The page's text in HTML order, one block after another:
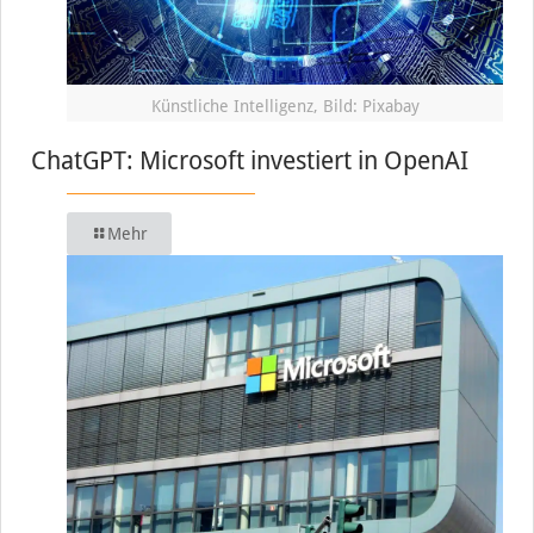
Künstliche Intelligenz, Bild: Pixabay
ChatGPT: Microsoft investiert in OpenAI
Mehr